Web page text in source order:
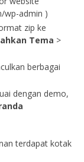
wp-admin )
zip ke
Tema >
berbagai
dengan demo,
terdapat kotak